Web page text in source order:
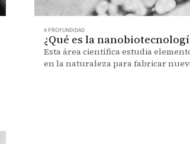
A PROFUNDIDAD
¿Qué es la
Esta área científica estudia
en la naturaleza para fabricar